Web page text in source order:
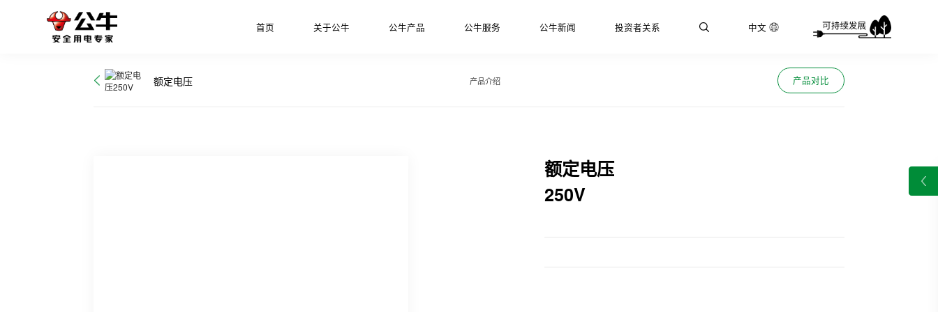
首页 关于公牛 公牛产品 公牛服务 公牛新闻 投资者关系 中文
额定电压 产品介绍 产品对比
额定电压
250V